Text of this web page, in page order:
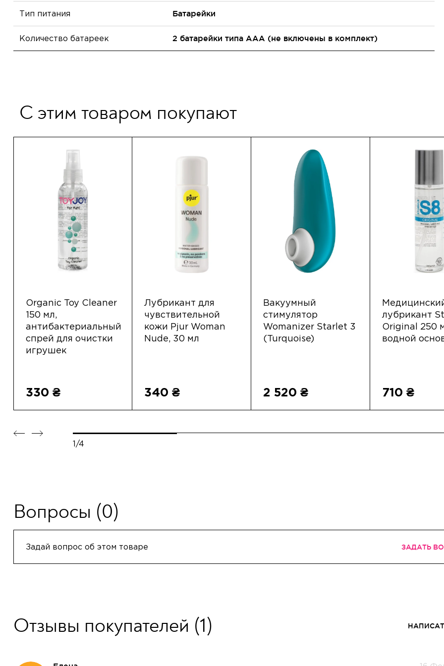
Тип питания Батарейки
Количество батареек 2 батарейки типа АAА (не включены в комплект)
С этим товаром покупают
Organic Toy Cleaner
150 мл,
антибактериальный
спрей для очистки
игрушек
330 ₴
Лубрикант для
чувствительной
кожи Pjur Woman
Nude, 30 мл
340 ₴
Вакуумный
стимулятор
Womanizer Starlet 3
(Turquoise)
2 520 ₴
лубрикант
Original 250
водной
710 ₴
1/4
Вопросы (0)
Задай вопрос об этом товаре ЗАДАТЬ
Отзывы покупателей (1)